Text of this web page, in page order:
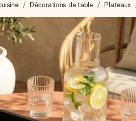
avec attention et l’envoyons
puissiez l’offrir au bon moment,
+15 000 avis)
Les clients nous attribuent
Reviews (total de tous les
présents).
Décorations de table Plateaux